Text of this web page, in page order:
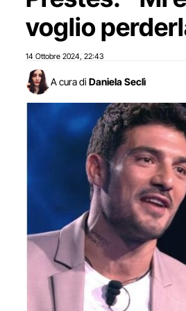
voglio
14 Ottobre 2024 22:43
A cura di Daniela Seclì